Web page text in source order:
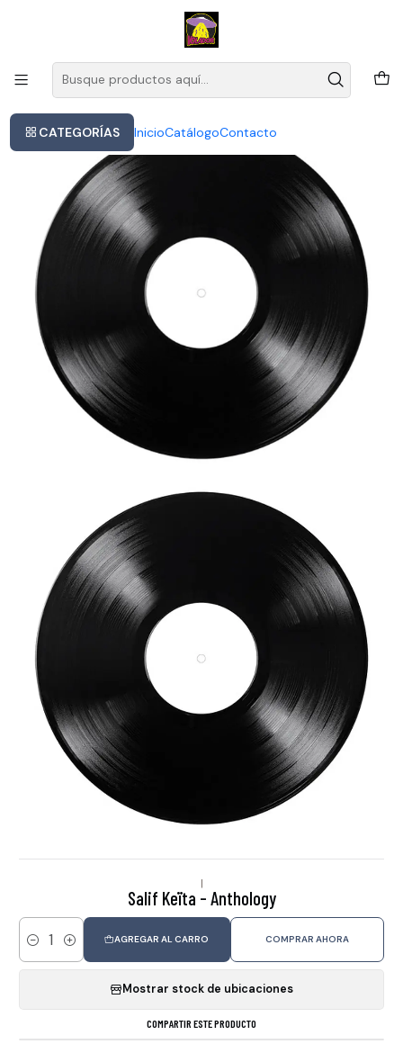
CATEGORÍAS InicioCatálogoContacto
Este es el texto del slide
|
Salif Keïta - Anthology
Cantidad
AGREGAR AL CARRO COMPRAR AHORA
Mostrar stock de ubicaciones
COMPARTIR ESTE PRODUCTO